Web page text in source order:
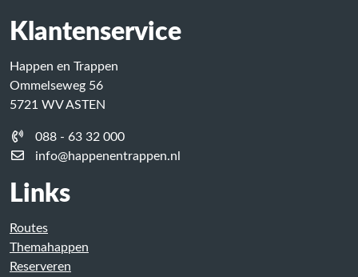
Klantenservice
Happen en Trappen
Ommelseweg 56
5721 WV ASTEN
088 - 63 32 000
info@happenentrappen.nl
Links
Routes
Themahappen
Reserveren